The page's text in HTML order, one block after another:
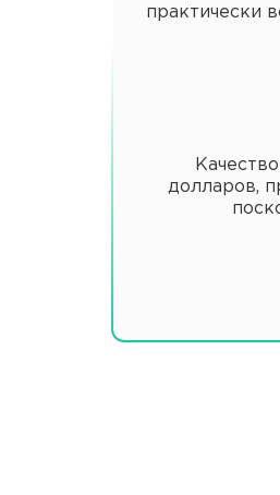
практически
Качество
долларов,